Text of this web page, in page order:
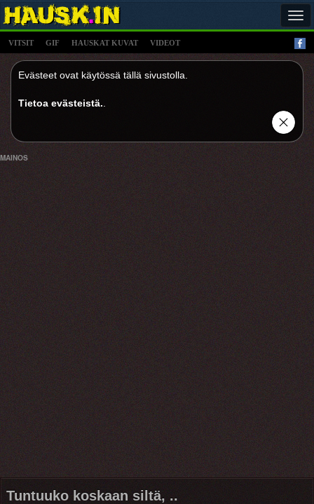
VITSIT GIF HAUSKAT KUVAT VIDEOT
Evästeet ovat käytössä tällä sivustolla.
Tietoa evästeistä.
MAINOS
Tuntuuko koskaan siltä, ..